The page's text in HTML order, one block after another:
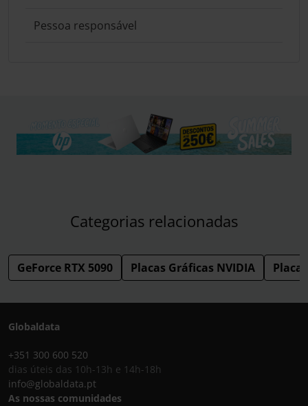
Pessoa responsável
Categorias relacionadas
GeForce RTX 5090 Placas Gráficas NVIDIA
Globaldata
+351 300 600 520
dias úteis das 10h-13h e 14h-18h
info@globaldata.pt
As nossas comunidades